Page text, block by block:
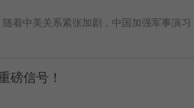
着中美关系紧张加剧，中国加强军事演
磅信号！